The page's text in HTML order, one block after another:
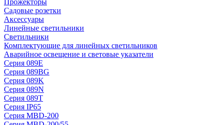
Прожекторы
Садовые розетки
Аксессуары
Линейные светильники
Светильники
Комплектующие для линейных светильников
Аварийное освещение и световые указатели
Серия 089E
Серия 089BG
Серия 089K
Серия 089N
Серия 089T
Серия IP65
Серия MBD-200